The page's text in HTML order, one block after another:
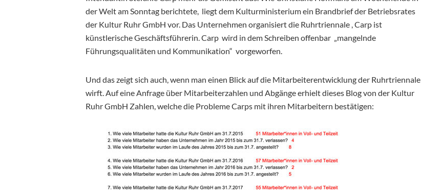
der Welt am Sonntag berichtete, liegt dem Kulturministerium ein Brandbriefder Betriebsrates
der Kultur Ruhr GmbH vor. Das Unternehmen organisiert die Ruhrtriennale , Carp ist
künstlerische Geschäftsführerin. Carp wird in dem Schreiben offenbar „mangelnde
Führungsqualitäten und Kommunikation“ vorgeworfen.
Und das zeigt sich auch, wenn man einen Blick auf die Mitarbeiterentwicklung der Ruhrtriennale
wirft. Auf eine Anfrage über Mitarbeiterzahlen und Abgänge erhielt dieses Blog von der Kultur
Ruhr GmbH Zahlen, welche die Probleme Carps mit ihren Mitarbeitern bestätigen: